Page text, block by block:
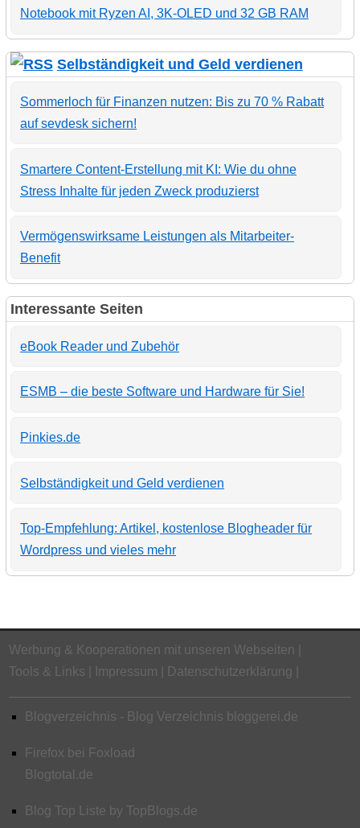
Notebook mit Ryzen AI, 3K-OLED und 32 GB RAM
Selbständigkeit und Geld verdienen
Sommerloch für Finanzen nutzen: Bis zu 70 % Rabatt
auf sevdesk sichern!
Smartere Content-Erstellung mit KI: Wie du ohne
Stress Inhalte für jeden Zweck produzierst
Vermögenswirksame Leistungen als Mitarbeiter-
Benefit
Interessante Seiten
eBook Reader und Zubehör
ESMB – die beste Software und Hardware für Sie!
Pinkies.de
Selbständigkeit und Geld verdienen
Top-Empfehlung: Artikel, kostenlose Blogheader für
Wordpress und vieles mehr
Werbung & Kooperationen mit unseren Webseiten
Tools & Links
Impressum Datenschutzerklärung
Blogverzeichnis - Blog Verzeichnis bloggerei.de
Firefox bei Foxload
Blogtotal.de
Blog Top Liste by TopBlogs.de